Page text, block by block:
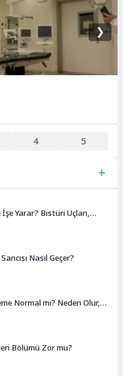
❯
4 5
Yarar? Bistüri Uçları,
Numara Rehberi
Nasıl Geçer?
Normal mi? Neden Olur,
Bölümü Zor mu?